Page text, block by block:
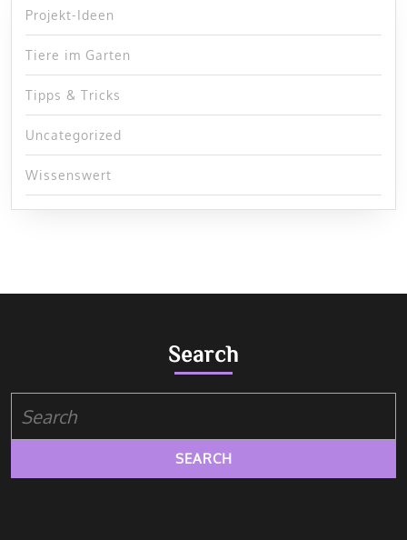
Projekt-Ideen
Tiere im Garten
Tipps & Tricks
Uncategorized
Wissenswert
Search
for: